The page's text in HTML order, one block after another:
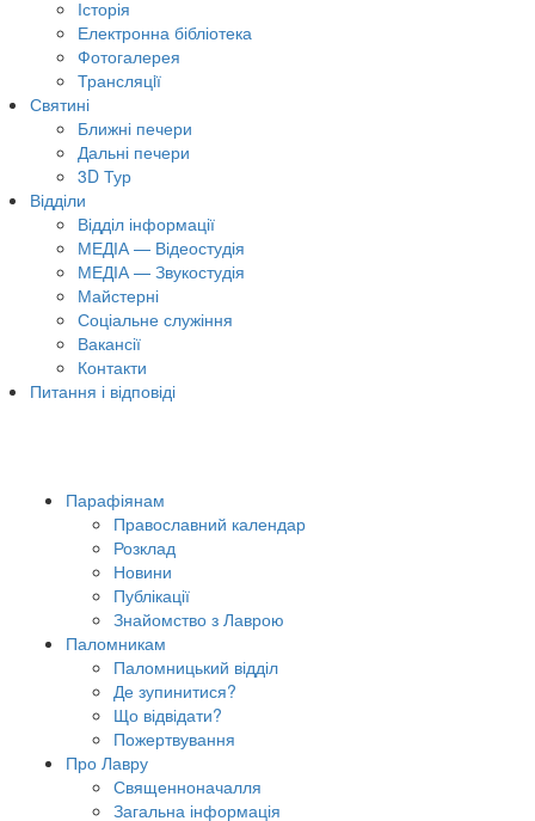
Історія
Електронна бібліотека
Фотогалерея
Трансляцiї
Святині
Ближні печери
Дальні печери
3D Тур
Відділи
Відділ інформації
МЕДІА — Відеостудія
МЕДІА — Звукостудія
Майстерні
Соціальне служіння
Вакансії
Контакти
Питання і відповіді
Парафіянам
Православний календар
Розклад
Новини
Публікації
Знайомство з Лаврою
Паломникам
Паломницький відділ
Де зупинитися?
Що відвідати?
Пожертвування
Про Лавру
Священноначалля
Загальна інформація